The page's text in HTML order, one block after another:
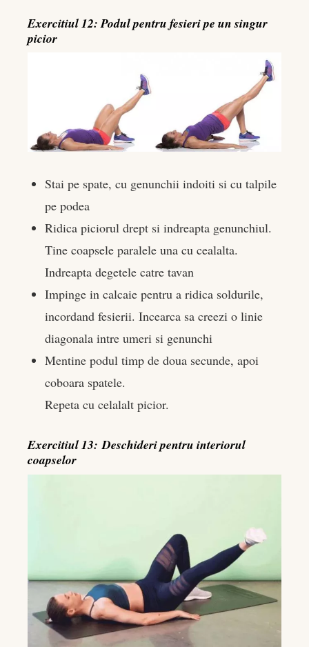
Exercitiul 12: Podul pentru fesieri pe un singur
picior
Stai pe spate, cu genunchii indoiti si cu talpile
pe podea
Ridica piciorul drept si indreapta genunchiul.
Tine coapsele paralele una cu cealalta.
Indreapta degetele catre tavan
Impinge in calcaie pentru a ridica soldurile,
incordand fesierii. Incearca sa creezi o linie
diagonala intre umeri si genunchi
Mentine podul timp de doua secunde, apoi
coboara spatele.
Repeta cu celalalt picior.
Exercitiul 13: Deschideri pentru interiorul
coapselor